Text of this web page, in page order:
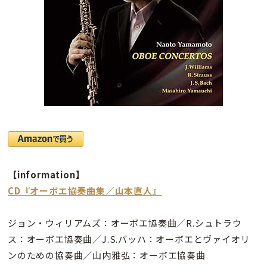
【information】
CD『オーボエ協奏曲集／山本直人』
ジョン・ウィリアムズ：オーボエ協奏曲／R.シュトラウ
ス：オーボエ協奏曲／J.S.バッハ：オーボエとヴァイオリ
ンのための協奏曲／山内雅弘：オーボエ協奏曲